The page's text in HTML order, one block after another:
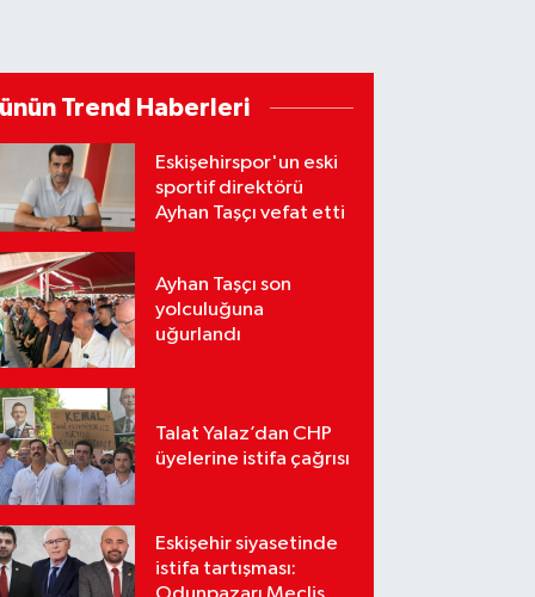
Trend Haberleri
Eskişehirspor'un eski
sportif direktörü
Ayhan Taşçı vefat etti
Ayhan Taşçı son
yolculuğuna
uğurlandı
Talat Yalaz’dan CHP
üyelerine istifa çağrısı
Eskişehir siyasetinde
istifa tartışması: